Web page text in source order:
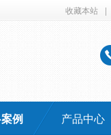
收藏本站 |
例 产品中心